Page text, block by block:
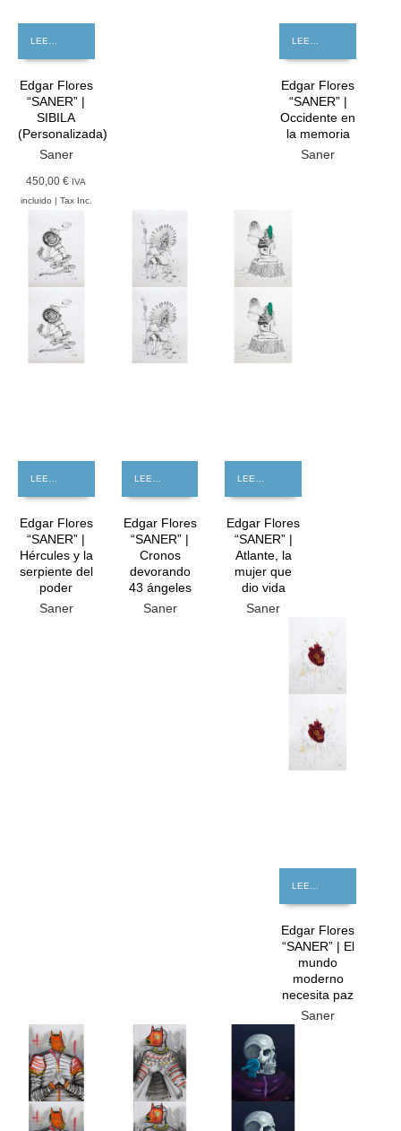
Edgar Flores
“SANER” |
SIBILA
(Personalizada)
Saner
450,00 € IVA
incluido | Tax Inc.
Edgar Flores
“SANER” |
Occidente en
la memoria
Saner
GRATIS
Edgar Flores
“SANER” |
Hércules y la
serpiente del
poder
Saner
GRATIS
Edgar Flores
“SANER” |
Cronos
devorando
43 ángeles
Saner
GRATIS
Edgar Flores
“SANER” |
Atlante, la
mujer que
dio vida
Saner
GRATIS
Edgar Flores
“SANER” | El
mundo
moderno
necesita paz
Saner
GRATIS GRATIS GRATIS